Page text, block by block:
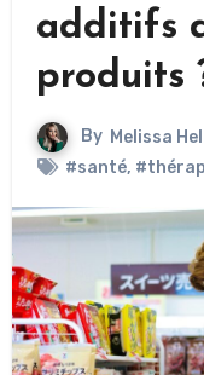
additifs
produits
By Melissa
#santé,